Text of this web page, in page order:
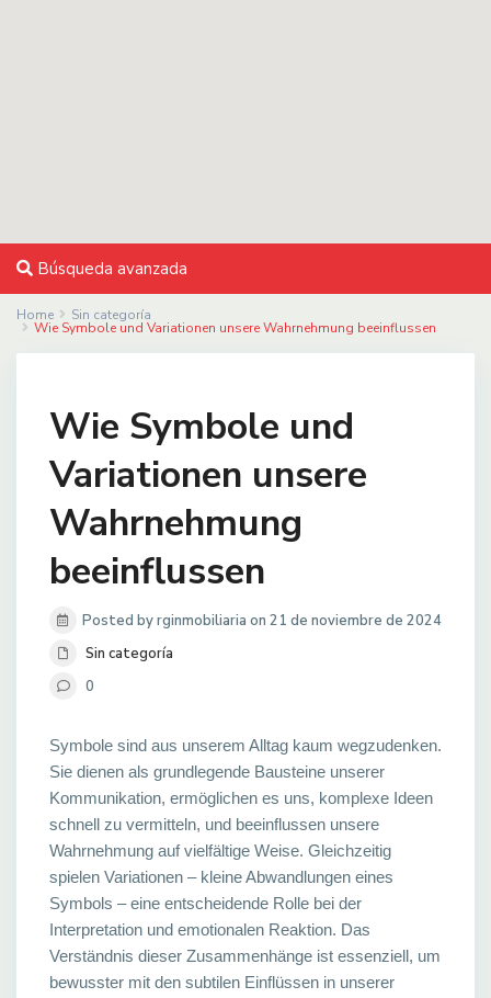
Búsqueda avanzada
Home Sin categoría
Wie Symbole und Variationen unsere Wahrnehmung beeinflussen
Wie Symbole und
Variationen unsere
Wahrnehmung
beeinflussen
Posted by rginmobiliaria on 21 de noviembre de 2024
Sin categoría
0
Symbole sind aus unserem Alltag kaum wegzudenken.
Sie dienen als grundlegende Bausteine unserer
Kommunikation, ermöglichen es uns, komplexe Ideen
schnell zu vermitteln, und beeinflussen unsere
Wahrnehmung auf vielfältige Weise. Gleichzeitig
spielen Variationen – kleine Abwandlungen eines
Symbols – eine entscheidende Rolle bei der
Interpretation und emotionalen Reaktion. Das
Verständnis dieser Zusammenhänge ist essenziell, um
bewusster mit den subtilen Einflüssen in unserer